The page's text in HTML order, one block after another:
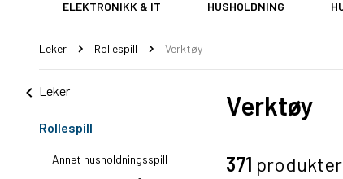
ELEKTRONIKK & IT HUSHOLDNING
Leker Rollespill Verktøy
Leker
Rollespill
Annet husholdningsspill
Verktøy
371 produkter